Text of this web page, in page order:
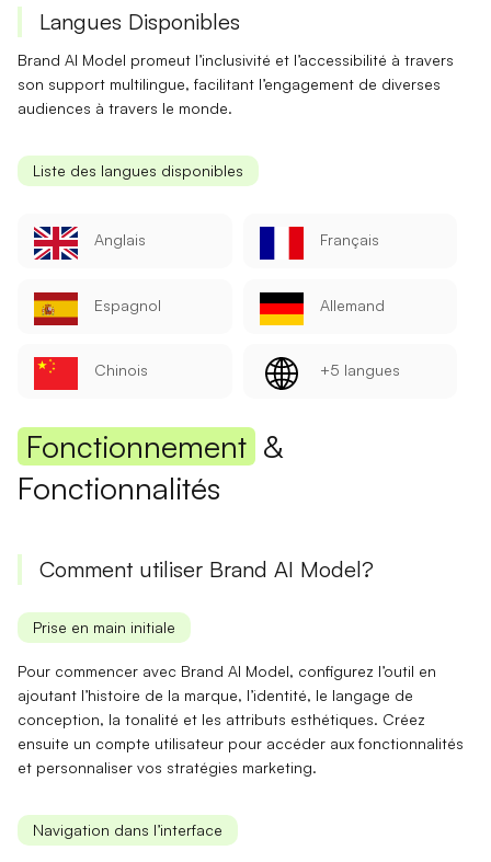
Langues Disponibles
Brand AI Model promeut l’inclusivité et l’accessibilité à travers
son support multilingue, facilitant l’engagement de diverses
audiences à travers le monde.
Liste des langues disponibles
Anglais Français
Espagnol Allemand
Chinois +5 langues
Fonctionnement &
Fonctionnalités
Comment utiliser Brand AI Model?
Prise en main initiale
Pour commencer avec Brand AI Model, configurez l’outil en
ajoutant l’histoire de la marque, l’identité, le langage de
conception, la tonalité et les attributs esthétiques. Créez
ensuite un compte utilisateur pour accéder aux fonctionnalités
et personnaliser vos stratégies marketing.
Navigation dans l’interface